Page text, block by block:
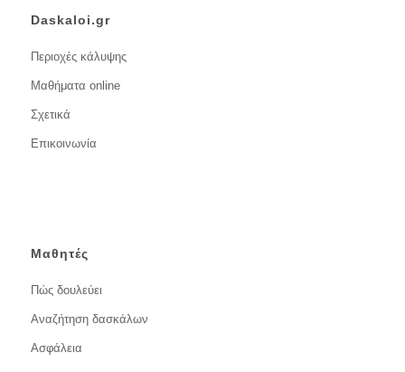
Daskaloi.gr
Περιοχές κάλυψης
Μαθήματα online
Σχετικά
Επικοινωνία
Μαθητές
Πώς δουλεύει
Αναζήτηση δασκάλων
Ασφάλεια